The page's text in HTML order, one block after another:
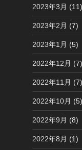
2023年3月 (11)
2023年2月 (7)
2023年1月 (5)
2022年12月 (7)
2022年11月 (7)
2022年10月 (5)
2022年9月 (8)
2022年8月 (1)